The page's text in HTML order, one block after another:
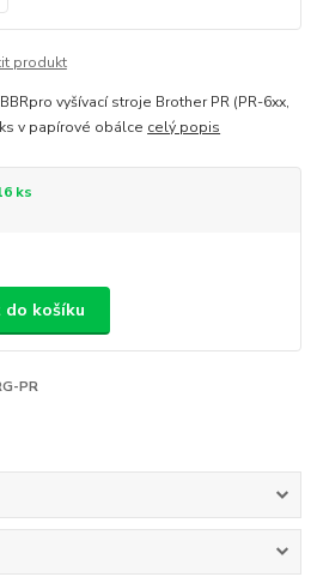
produkt
vyšívací stroje Brother PR (PR-6xx,
v papírové obálce celý popis
ks
do košíku
PR